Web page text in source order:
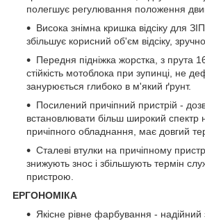
полегшує регулювання положення
Висока знімна кришка відсіку для
збільшує корисний об'єм відсіку,
Передня підніжка жорстка, з прута
стійкість мотоблока при зупинці, не
занурюється глибоко в м'який ґрунт.
Посилений причіпний пристрій -
встановлювати більш широкий спектр
причіпного обладнання, має довгий
Сталеві втулки на причіпному
знижують знос і збільшують термін
пристрою.
ЕРГОНОМІКА
Якісне рівне фарбування - надійний